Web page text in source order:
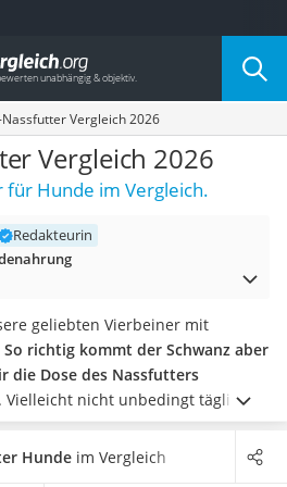
Kategorie
Vergleich 2026
Vergleich 2026
Hunde im Vergleich.
Redakteurin
geliebten Vierbeiner mit
So richtig kommt der Schwanz aber
die Dose des Nassfutters
. Vielleicht nicht unbedingt täglich,
Freude, die wir unserem Hund
Sie dabei auch für Ihren Hund nur
Hunde im Vergleich